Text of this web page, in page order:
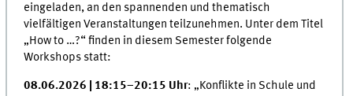
eingeladen, an den spannenden und thematisch
vielfältigen Veranstaltungen teilzunehmen. Unter dem Titel
„How to …?“ finden in diesem Semester folgende
Workshops statt:
08.06.2026 | 18:15–20:15 Uhr: „Konflikte in Schule und